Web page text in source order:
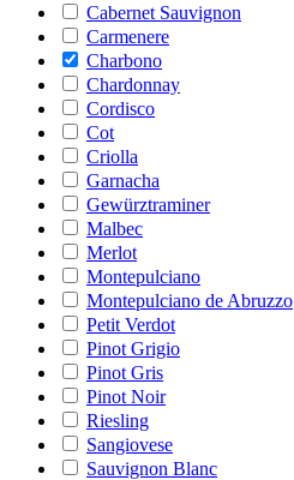
Cabernet Sauvignon
Carmenere
Charbono
Chardonnay
Cordisco
Cot
Criolla
Garnacha
Gewürztraminer
Malbec
Merlot
Montepulciano
Montepulciano de Abruzzo
Petit Verdot
Pinot Grigio
Pinot Gris
Pinot Noir
Riesling
Sangiovese
Sauvignon Blanc